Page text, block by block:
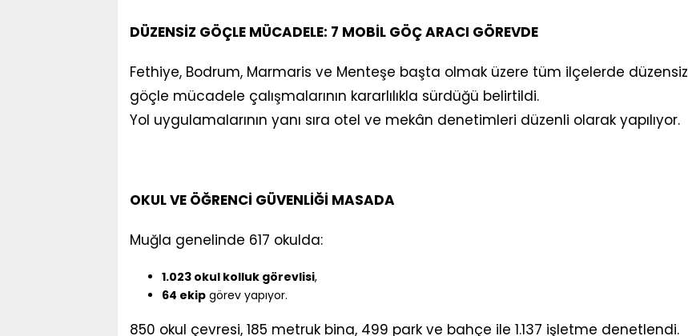
DÜZENSİZ GÖÇLE MÜCADELE: 7 MOBİL GÖÇ ARACI GÖREVDE
Fethiye, Bodrum, Marmaris ve Menteşe başta olmak üzere tüm ilçelerde düzensiz
göçle mücadele çalışmalarının kararlılıkla sürdüğü belirtildi.
Yol uygulamalarının yanı sıra otel ve mekân denetimleri düzenli olarak yapılıyor.
OKUL VE ÖĞRENCİ GÜVENLİĞİ MASADA
Muğla genelinde 617 okulda:
1.023 okul kolluk görevlisi,
64 ekip görev yapıyor.
850 okul çevresi, 185 metruk bina, 499 park ve bahçe ile 1.137 işletme denetlendi.